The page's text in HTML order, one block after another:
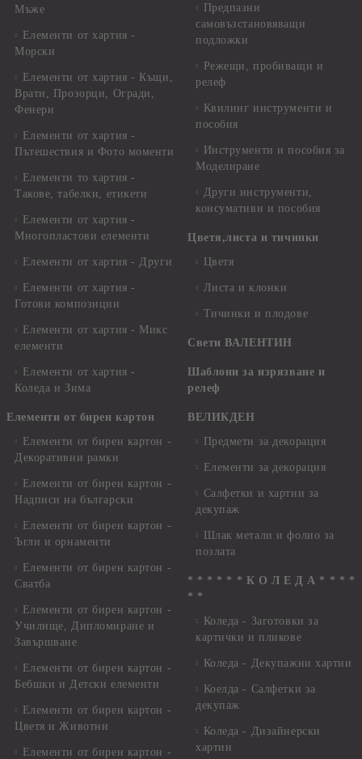
Мъже
Елементи от хартия -
Морски
Елементи от хартия - Къщи,
Врати, Прозорци, Огради,
Фенери
Елементи от хартия -
Пътешествия и Фото моменти
Елементи то хартия -
Такове, табелки, етикети
Елементи от хартия -
Многопластови елементи
Елементи от хартия - Други
Елементи от хартия -
Готови композиции
Елементи от хартия - Микс
елементи
Елементи от хартия -
Коледа и Зима
Елементи от бирен картон
Елементи от бирен картон -
Декоративни рамки
Елементи от бирен картон -
Надписи на български
Елементи от бирен картон -
Ъгли и орнаменти
Елементи от бирен картон -
Сватба
Елементи от бирен картон -
Училище, Дипломиране и
Завършване
Елементи от бирен картон -
Бебшки и Детски елементи
Елементи от бирен картон -
Цветя и Животни
Елементи от бирен картон -
Предпазни
самовъзстановяващи
подложки
Режещи, пробиващи и
релеф
Квилинг инструменти и
пособия
Инструменти и пособия за
Моделиране
Други инструменти,
консумативи и пособия
Цветя,листа и тичинки
Цветя
Листа и клонки
Тичинки и плодове
Свети ВАЛЕНТИН
Шаблони за изрязване и
релеф
ВЕЛИКДЕН
Предмети за декорация
Елементи за декорация
Салфетки и хартии за
декупаж
Шлак метали и фолио за
позлата
* * * * * * К О Л Е Д А * * * *
* *
Коледа - Заготовки за
картички и пликове
Коледа - Декупажни хартии
Коелда - Салфетки за
декупаж
Коледа - Дизайнерски
хартии